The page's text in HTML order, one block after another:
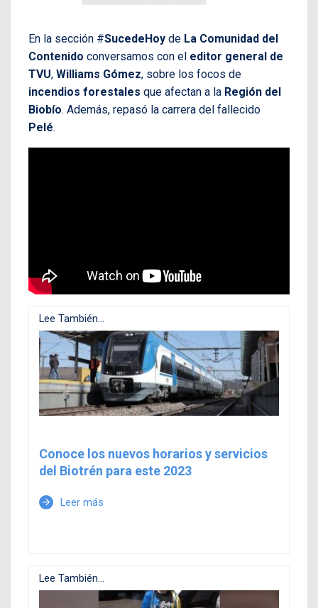
En la sección #SucedeHoy de La Comunidad del
Contenido conversamos con el editor general de
TVU, Williams Gómez, sobre los focos de
incendios forestales que afectan a la Región del
Biobío. Además, repasó la carrera del fallecido
Pelé.
Lee También...
Conoce los nuevos horarios y servicios
del Biotrén para este 2023
arrow_forward Leer más
Lee También...